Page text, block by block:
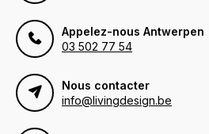
Appelez-nous Antwerpen
03 502 77 54
Nous contacter
info@livingdesign.be